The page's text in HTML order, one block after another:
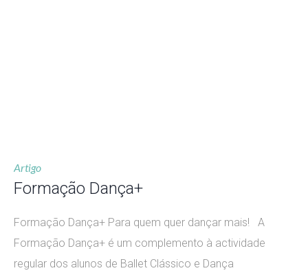
Artigo
Formação Dança+
Formação Dança+ Para quem quer dançar mais! A
Formação Dança+ é um complemento à actividade
regular dos alunos de Ballet Clássico e Dança